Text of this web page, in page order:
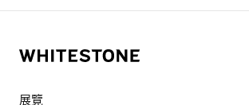
展覽